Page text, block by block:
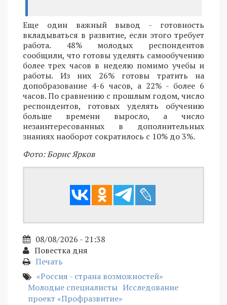
Еще один важный вывод - готовность
вкладываться в развитие, если этого требует
работа. 48% молодых респондентов
сообщили, что готовы уделять самообучению
более трех часов в неделю помимо учебы и
работы. Из них 26% готовы тратить на
допобразование 4-6 часов, а 22% - более 6
часов. По сравнению с прошлым годом, число
респондентов, готовых уделять обучению
больше времени выросло, а число
незаинтересованных в дополнительных
знаниях наоборот сократилось с 10% до 3%.
Фото: Борис Ярков
08/08/2026 - 21:38
Повестка дня
Печать
«Россия - страна возможностей»
Молодые специалисты Исследование
проект «Профразвитие»